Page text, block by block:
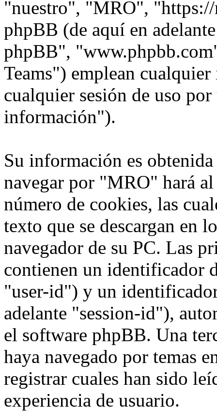
"nuestro", "MRO",
phpBB (de aquí en
phpBB",
Teams") emplean
cualquier sesión de uso
información").
Su información es
navegar por "MRO" hará
número de cookies, las
texto que se descargan en
navegador de su PC. Las
contienen un identificador
"user-id") y un
adelante "session-id"),
el software phpBB. Una
haya navegado por temas
registrar cuales han sido
experiencia de usuario.